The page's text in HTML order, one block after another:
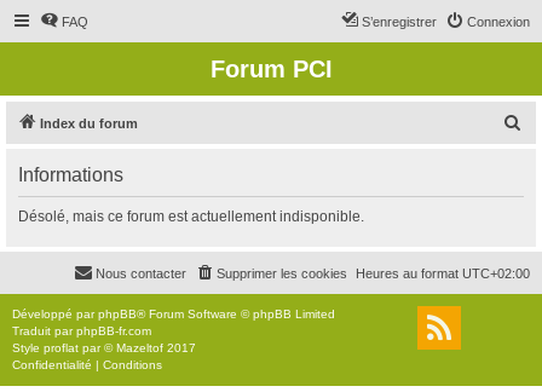
FAQ Connexion
S’enregistrer
Forum PCI
Index du forum
r
c
r
Informations
Désolé, mais ce forum est actuellement indisponible.
Heures au format UTC+02:00
Supprimer les cookies
Nous contacter
Développé parphpBB® Forum Software © phpBB Limited
Traduit parphpBB-fr.com
Style proflat par ©Mazeltof 2017
Confidentialité | Conditions